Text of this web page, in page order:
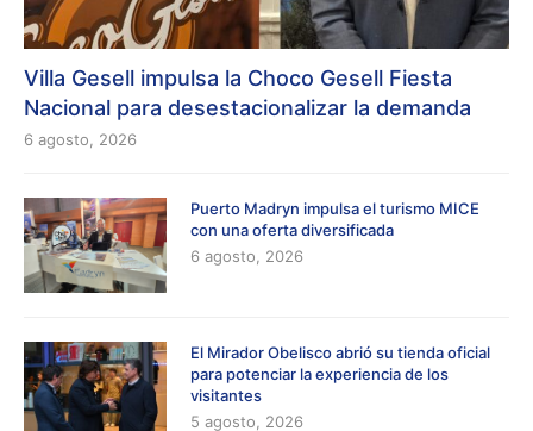
Villa Gesell impulsa la Choco Gesell Fiesta
Nacional para desestacionalizar la demanda
6 agosto, 2026
Puerto Madryn impulsa el turismo MICE
con una oferta diversificada
6 agosto, 2026
El Mirador Obelisco abrió su tienda oficial
para potenciar la experiencia de los
visitantes
5 agosto, 2026